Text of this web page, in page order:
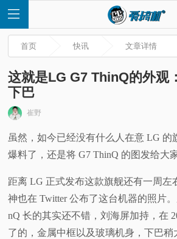
首
页
讯
评
首页 快讯 文章详情
这就是LG G7 ThinQ的外观
下巴
崔野
虽然，如今已经没有什么人在意 LG 的
爆料了，还是将 G7 ThinQ 的图发给大
距离 LG 正式发布这款旗舰还有一周左
神也在 Twitter 公布了这台机器的照片
nQ 长的其实还不错，刘海屏加持，在
了的，金属中框以及玻璃机身，下巴